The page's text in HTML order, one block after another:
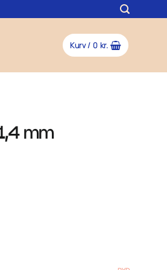
Kurv /0 kr.
mm